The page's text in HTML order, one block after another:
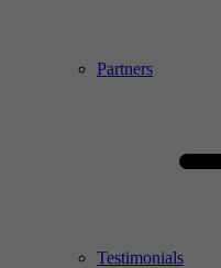
Partners
Testimonials